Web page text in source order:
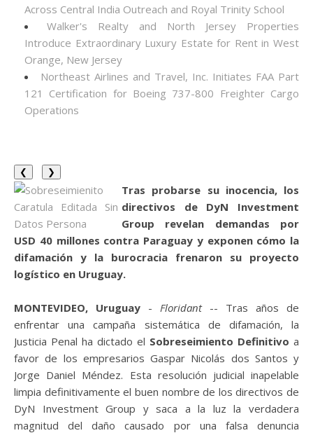
Across Central India Outreach and Royal Trinity School
Walker's Realty and North Jersey Properties
Introduce Extraordinary Luxury Estate for Rent in West
Orange, New Jersey
Northeast Airlines and Travel, Inc. Initiates FAA Part
121 Certification for Boeing 737-800 Freighter Cargo
Operations
❮ ❯
Tras probarse su inocencia, los
directivos de DyN Investment
Group revelan demandas por
USD 40 millones contra Paraguay y exponen cómo la
difamación y la burocracia frenaron su proyecto
logístico en Uruguay.
MONTEVIDEO, Uruguay - Floridant-- Tras años de
enfrentar una campaña sistemática de difamación, la
Justicia Penal ha dictado el Sobreseimiento Definitivo a
favor de los empresarios Gaspar Nicolás dos Santos y
Jorge Daniel Méndez. Esta resolución judicial inapelable
limpia definitivamente el buen nombre de los directivos de
DyN Investment Group y saca a la luz la verdadera
magnitud del daño causado por una falsa denuncia